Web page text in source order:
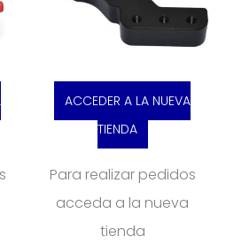
ACCEDER A LA NUEVA
TIENDA
Para realizar pedidos
acceda a la nueva
tienda